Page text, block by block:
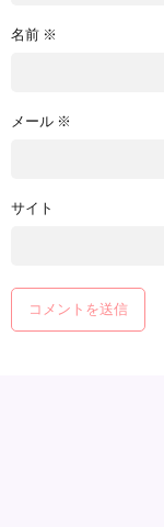
名前 ※
メール ※
サイト